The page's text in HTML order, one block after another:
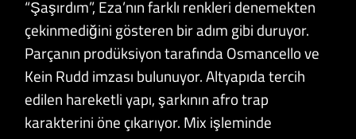
“Şaşırdım”, Eza’nın farklı renkleri denemekten
çekinmediğini gösteren bir adım gibi duruyor.
Parçanın prodüksiyon tarafında Osmancello ve
Kein Rudd imzası bulunuyor. Altyapıda tercih
edilen hareketli yapı, şarkının afro trap
karakterini öne çıkarıyor. Mix işleminde